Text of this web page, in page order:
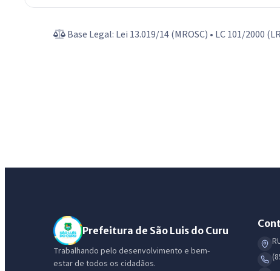
Base Legal: Lei 13.019/14 (MROSC) • LC 101/2000
Prefeitura de São Luis do Curu
Trabalhando pelo desenvolvimento e bem-
estar de todos os cidadãos.